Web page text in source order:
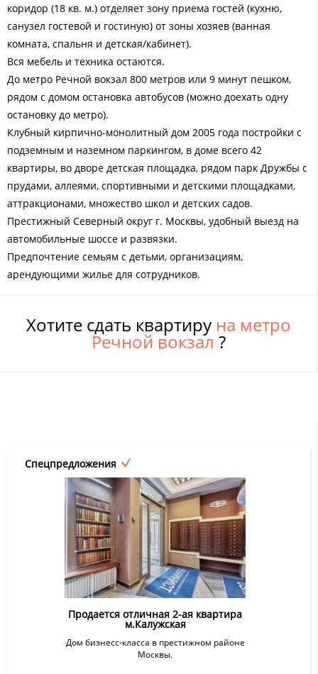
коридор (18 кв. м.) отделяет зону приема гостей (кухню,
санузел гостевой и гостиную) от зоны хозяев (ванная
комната, спальня и детская/кабинет).
Вся мебель и техника остаются.
До метро Речной вокзал 800 метров или 9 минут пешком,
рядом с домом остановка автобусов (можно доехать одну
остановку до метро).
Клубный кирпично-монолитный дом 2005 года постройки с
подземным и наземном паркингом, в доме всего 42
квартиры, во дворе детская площадка, рядом парк Дружбы с
прудами, аллеями, спортивными и детскими площадками,
аттракционами, множество школ и детских садов.
Престижный Северный округ г. Москвы, удобный выезд на
автомобильные шоссе и развязки.
Предпочтение семьям с детьми, организациям,
арендующими жилье для сотрудников.
Хотите сдать квартиру на метро
Речной вокзал ?
Спецпредложения
Продается отличная 2-ая квартира
м.Калужская
Дом бизнесс-класса в престижном районе
Москвы.